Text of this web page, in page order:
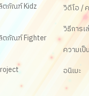
ตภัณฑ์ Kidz
ตภัณฑ์ Fighter
วิดีโอ /
วิธีการเ
ความเป็
อนิเมะ